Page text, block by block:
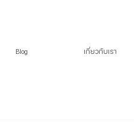
Blog เกี่ยวกับเรา